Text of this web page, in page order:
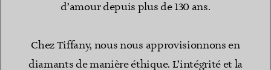
d’amour depuis plus de 130 ans.
Chez Tiffany, nous nous approvisionnons en
diamants de manière éthique. L’intégrité et la